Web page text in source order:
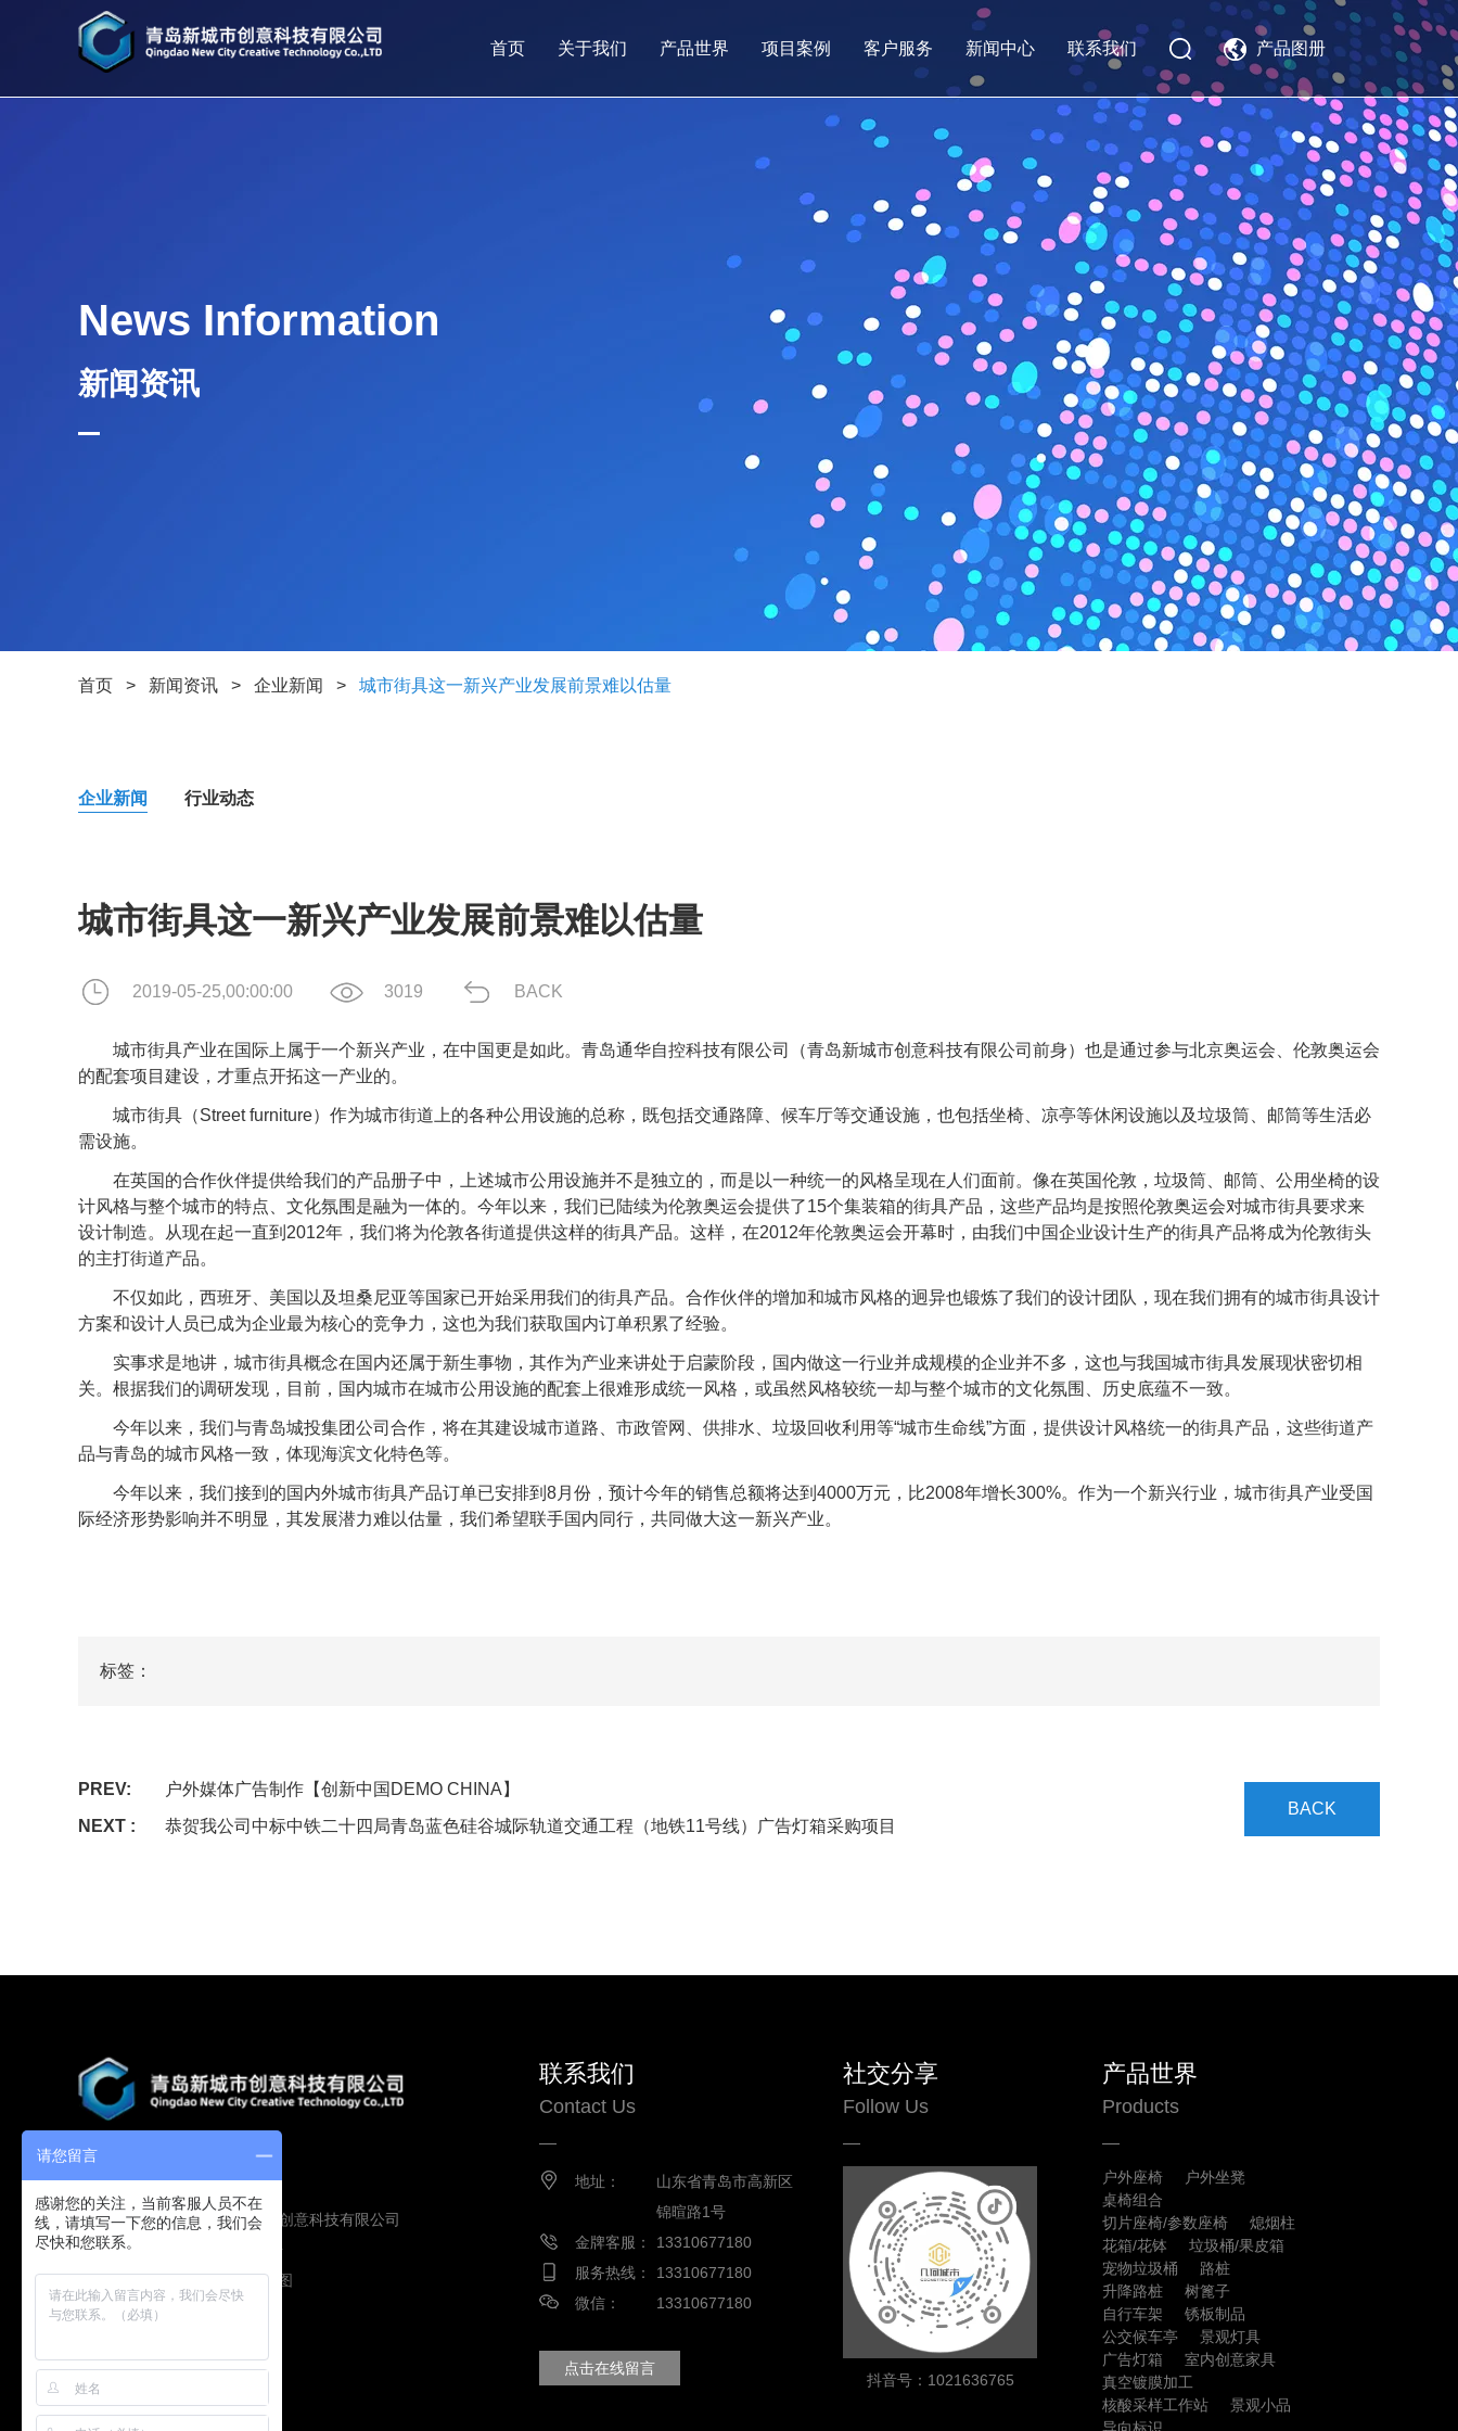
首页 关于我们 产品世界 项目案例 客户服务 新闻中心 联系我们 产品图册
News Information
新闻资讯
首页 > 新闻资讯 > 企业新闻 > 城市街具这一新兴产业发展前景难以估量
企业新闻 行业动态
城市街具这一新兴产业发展前景难以估量
2019-05-25,00:00:00 3019 BACK
城市街具产业在国际上属于一个新兴产业，在中国更是如此。青岛通华自控科技有限公司（青岛新城市创意科技有限公司前身）也是通过参与北京奥运会、伦敦奥运会
的配套项目建设，才重点开拓这一产业的。
城市街具（Street furniture）作为城市街道上的各种公用设施的总称，既包括交通路障、候车厅等交通设施，也包括坐椅、凉亭等休闲设施以及垃圾筒、邮筒等生活必
需设施。
在英国的合作伙伴提供给我们的产品册子中，上述城市公用设施并不是独立的，而是以一种统一的风格呈现在人们面前。像在英国伦敦，垃圾筒、邮筒、公用坐椅的设
计风格与整个城市的特点、文化氛围是融为一体的。今年以来，我们已陆续为伦敦奥运会提供了15个集装箱的街具产品，这些产品均是按照伦敦奥运会对城市街具要求来
设计制造。从现在起一直到2012年，我们将为伦敦各街道提供这样的街具产品。这样，在2012年伦敦奥运会开幕时，由我们中国企业设计生产的街具产品将成为伦敦街头
的主打街道产品。
不仅如此，西班牙、美国以及坦桑尼亚等国家已开始采用我们的街具产品。合作伙伴的增加和城市风格的迥异也锻炼了我们的设计团队，现在我们拥有的城市街具设计
方案和设计人员已成为企业最为核心的竞争力，这也为我们获取国内订单积累了经验。
实事求是地讲，城市街具概念在国内还属于新生事物，其作为产业来讲处于启蒙阶段，国内做这一行业并成规模的企业并不多，这也与我国城市街具发展现状密切相
关。根据我们的调研发现，目前，国内城市在城市公用设施的配套上很难形成统一风格，或虽然风格较统一却与整个城市的文化氛围、历史底蕴不一致。
今年以来，我们与青岛城投集团公司合作，将在其建设城市道路、市政管网、供排水、垃圾回收利用等“城市生命线”方面，提供设计风格统一的街具产品，这些街道产
品与青岛的城市风格一致，体现海滨文化特色等。
今年以来，我们接到的国内外城市街具产品订单已安排到8月份，预计今年的销售总额将达到4000万元，比2008年增长300%。作为一个新兴行业，城市街具产业受国
际经济形势影响并不明显，其发展潜力难以估量，我们希望联手国内同行，共同做大这一新兴产业。
标签：
PREV:
户外媒体广告制作【创新中国DEMO CHINA】
NEXT :
恭贺我公司中标中铁二十四局青岛蓝色硅谷城际轨道交通工程（地铁11号线）广告灯箱采购项目
BACK
Copyright © 2019 青岛新城市创意科技有限公司
版权所有
鲁ICP备16009134号
技术支持：圭谷设计 网站地图
联系我们
Contact Us
地址：
山东省青岛市高新区
锦暄路1号
金牌客服：
13310677180
服务热线：
13310677180
微信：
13310677180
点击在线留言
社交分享
Follow Us
抖音号：1021636765
产品世界
Products
户外座椅
户外坐凳
桌椅组合
切片座椅/参数座椅
熄烟柱
花箱/花钵
垃圾桶/果皮箱
宠物垃圾桶
路桩
升降路桩
树篦子
自行车架
锈板制品
公交候车亭
景观灯具
广告灯箱
室内创意家具
真空镀膜加工
核酸采样工作站
景观小品
请您留言
感谢您的关注，当前客服人员不在
线，请填写一下您的信息，我们会
尽快和您联系。